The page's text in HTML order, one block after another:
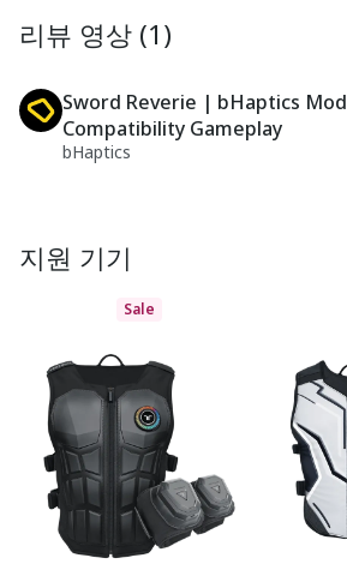
리뷰 영상 (1)
Sword Reverie | bHaptics Mod
Compatibility Gameplay
bHaptics
지원 기기
Sale